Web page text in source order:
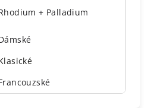
+ Palladium